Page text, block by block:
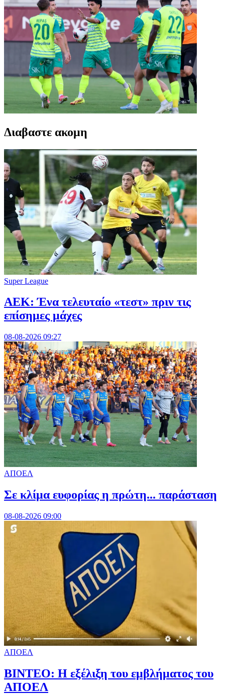
Διαβαστε ακομη
Super League
ΑΕΚ: Ένα τελευταίο «τεστ» πριν τις
επίσημες μάχες
08-08-2026 09:27
ΑΠΟΕΛ
Σε κλίμα ευφορίας η πρώτη... παράσταση
08-08-2026 09:00
ΑΠΟΕΛ
ΒΙΝΤΕΟ: Η εξέλιξη του εμβλήματος του
ΑΠΟΕΛ